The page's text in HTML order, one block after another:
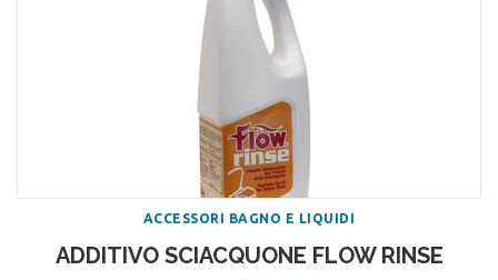
ACCESSORI BAGNO E LIQUIDI
ADDITIVO SCIACQUONE FLOW RINSE